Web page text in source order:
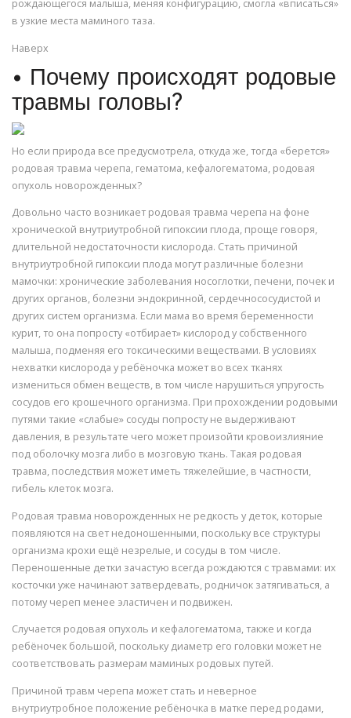
рождающегося малыша, меняя конфигурацию, смогла «вписаться»
в узкие места маминого таза.
Наверх
• Почему происходят родовые
травмы головы?
Но если природа все предусмотрела, откуда же, тогда «берется»
родовая травма черепа, гематома, кефалогематома, родовая
опухоль новорожденных?
Довольно часто возникает родовая травма черепа на фоне
хронической внутриутробной гипоксии плода, проще говоря,
длительной недостаточности кислорода. Стать причиной
внутриутробной гипоксии плода могут различные болезни
мамочки: хронические заболевания носоглотки, печени, почек и
других органов, болезни эндокринной, сердечнососудистой и
других систем организма. Если мама во время беременности
курит, то она попросту «отбирает» кислород у собственного
малыша, подменяя его токсическими веществами. В условиях
нехватки кислорода у ребёночка может во всех тканях
измениться обмен веществ, в том числе нарушиться упругость
сосудов его крошечного организма. При прохождении родовыми
путями такие «слабые» сосуды попросту не выдерживают
давления, в результате чего может произойти кровоизлияние
под оболочку мозга либо в мозговую ткань. Такая родовая
травма, последствия может иметь тяжелейшие, в частности,
гибель клеток мозга.
Родовая травма новорожденных не редкость у деток, которые
появляются на свет недоношенными, поскольку все структуры
организма крохи ещё незрелые, и сосуды в том числе.
Переношенные детки зачастую всегда рождаются с травмами: их
косточки уже начинают затвердевать, родничок затягиваться, а
потому череп менее эластичен и подвижен.
Случается родовая опухоль и кефалогематома, также и когда
ребёночек большой, поскольку диаметр его головки может не
соответствовать размерам маминых родовых путей.
Причиной травм черепа может стать и неверное
внутриутробное положение ребёночка в матке перед родами,